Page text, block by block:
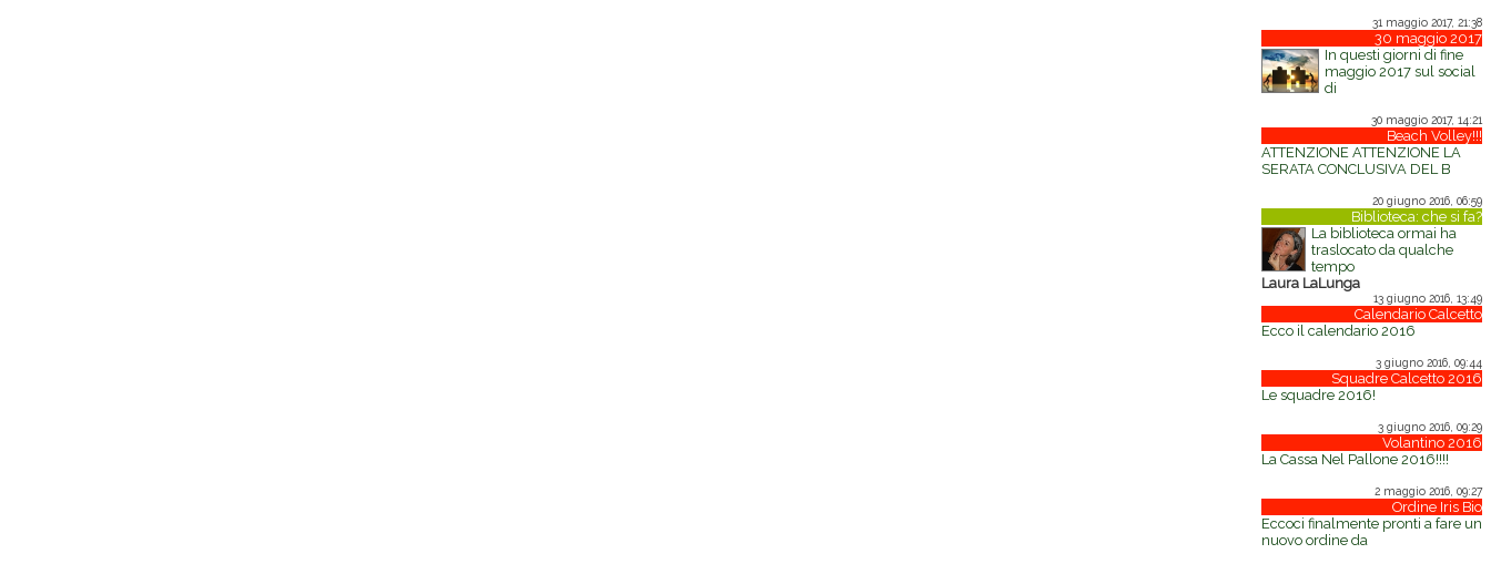
31 maggio 2017, 21:38
30 maggio 2017
In questi giorni di fine
maggio 2017 sul social
di
30 maggio 2017, 14:21
Beach Volley!!!
ATTENZIONE ATTENZIONE LA
SERATA CONCLUSIVA DEL B
20 giugno 2016, 06:59
Biblioteca: che si fa?
La biblioteca ormai ha
traslocato da qualche
tempo
Laura LaLunga
13 giugno 2016, 13:49
Calendario Calcetto
Ecco il calendario 2016
3 giugno 2016, 09:44
Squadre Calcetto 2016
Le squadre 2016!
3 giugno 2016, 09:29
Volantino 2016
La Cassa Nel Pallone 2016!!!!
2 maggio 2016, 09:27
Ordine Iris Bio
Eccoci finalmente pronti a fare un
nuovo ordine da